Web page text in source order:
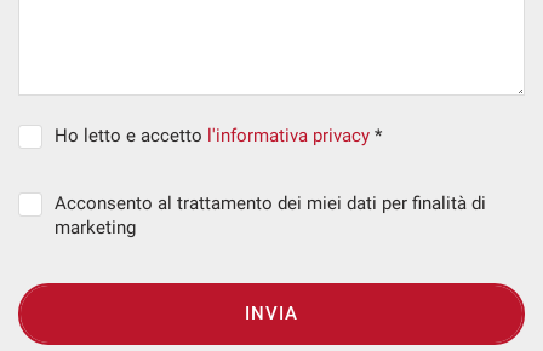
Ho letto e accetto l'informativa privacy *
Acconsento al trattamento dei miei dati per finalità di
marketing
INVIA